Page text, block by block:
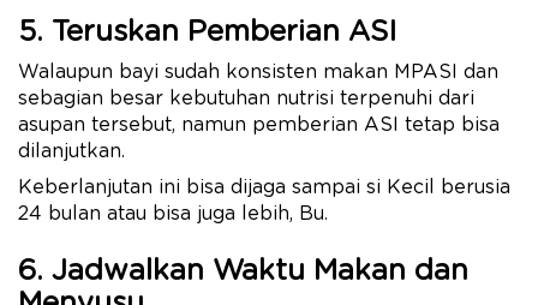
5. Teruskan Pemberian ASI
Walaupun bayi sudah konsisten makan MPASI dan
sebagian besar kebutuhan nutrisi terpenuhi dari
asupan tersebut, namun pemberian ASI tetap bisa
dilanjutkan.
Keberlanjutan ini bisa dijaga sampai si Kecil berusia
24 bulan atau bisa juga lebih, Bu.
6. Jadwalkan Waktu Makan dan